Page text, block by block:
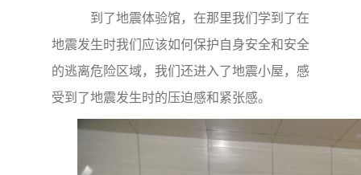
到了地震体验馆，在那里我们学到了在
地震发生时我们应该如何保护自身安全和安全
的逃离危险区域，我们还进入了地震小屋，感
受到了地震发生时的压迫感和紧张感。